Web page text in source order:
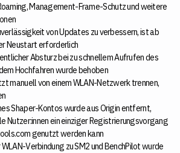
Management-Frame-Schutz und weitere
von Updates zu verbessern, ist ab
Neustart erforderlich
Absturz bei zu schnellem Aufrufen des
Hochfahren wurde behoben
manuell von einem WLAN-Netzwerk trennen,
Shaper-Kontos wurde aus Origin entfernt,
Nutzer:innen ein einziger Registrierungsvorgang
genutzt werden kann
Verbindung zu SM2 und BenchPilot wurde